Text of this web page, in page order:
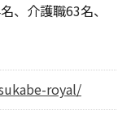
、介護職63名、
royal/